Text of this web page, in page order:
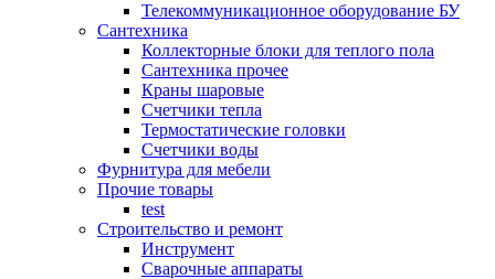
Телекоммуникационное оборудование БУ
Сантехника
Коллекторные блоки для теплого пола
Сантехника прочее
Краны шаровые
Счетчики тепла
Термоcтатические головки
Счетчики воды
Фурнитура для мебели
Прочие товары
test
Строительство и ремонт
Инструмент
Сварочные аппараты